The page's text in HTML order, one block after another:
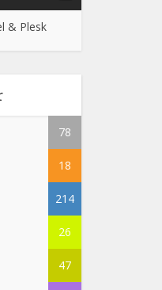
& Plesk
78
18
214
26
47